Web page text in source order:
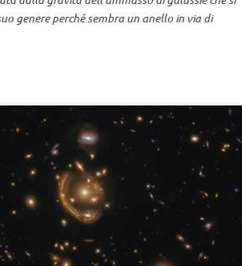
genere perché sembra un anello in via di